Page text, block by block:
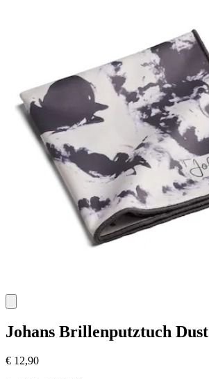
Johans Brillenputztuch Dust
€ 12,90